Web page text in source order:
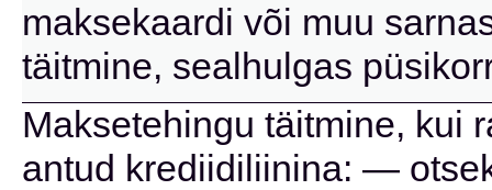
maksekaardi või muu
täitmine, sealhulgas
Maksetehingu täitmine, kui
antud krediidiliinina: —